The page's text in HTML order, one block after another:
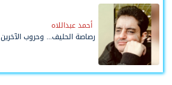
أحمد عبداللاه
رصاصة الحليف... وحروب الآخرين